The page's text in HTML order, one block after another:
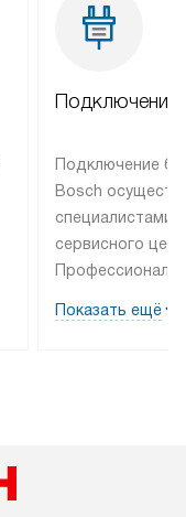
Подключение
Подключение
Bosch
специалистами
сервисного
эксплуатации
Показать ещё